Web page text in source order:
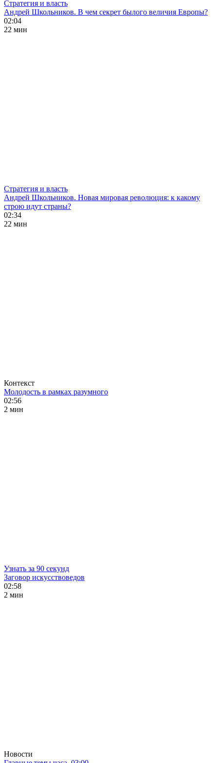
Стратегия и власть
Андрей Школьников. В чем секрет былого величия Европы?
02:04
22 мин
Стратегия и власть
Андрей Школьников. Новая мировая революция: к какому
строю идут страны?
02:34
22 мин
Контекст
Молодость в рамках разумного
02:56
2 мин
Узнать за 90 секунд
Заговор искусствоведов
02:58
2 мин
Новости